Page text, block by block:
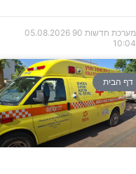
מערכת חדשות 90
05.08.2026
10:04
דף הבית